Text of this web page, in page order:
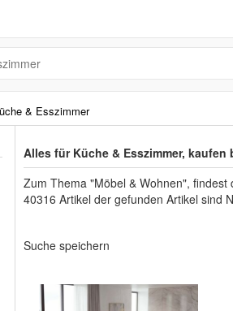
& Esszimmer
Alles für Küche & Esszimmer, kaufen
Zum Thema "Möbel & Wohnen",
40316 Artikel der gefunden Artikel sind
Suche speichern